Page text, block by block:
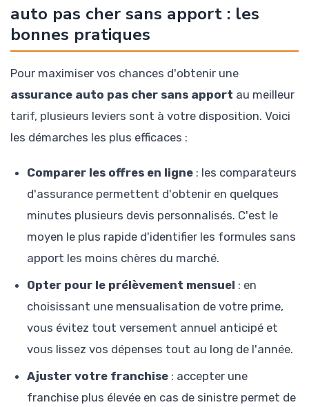
auto pas cher sans apport : les
bonnes pratiques
Pour maximiser vos chances d'obtenir une
assurance auto pas cher sans apport au meilleur
tarif, plusieurs leviers sont à votre disposition. Voici
les démarches les plus efficaces :
Comparer les offres en ligne : les comparateurs
d'assurance permettent d'obtenir en quelques
minutes plusieurs devis personnalisés. C'est le
moyen le plus rapide d'identifier les formules sans
apport les moins chères du marché.
Opter pour le prélèvement mensuel : en
choisissant une mensualisation de votre prime,
vous évitez tout versement annuel anticipé et
vous lissez vos dépenses tout au long de l'année.
Ajuster votre franchise : accepter une
franchise plus élevée en cas de sinistre permet de